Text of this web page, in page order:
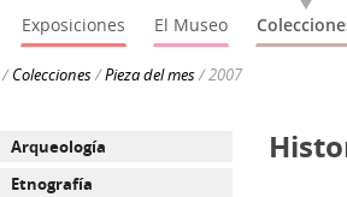
Exposiciones El Museo
/Colecciones/Pieza del mes/2007
Arqueología
Etnografía